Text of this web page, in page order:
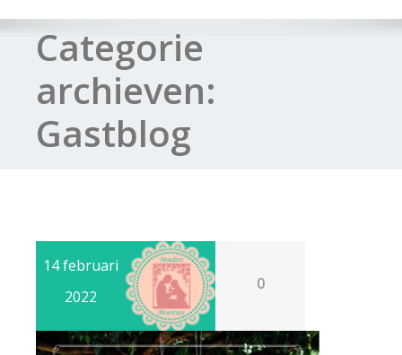
Categorie
archieven:
Gastblog
14 februari
2022
0